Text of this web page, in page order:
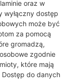
oraz w
wyłączny dostęp
może być
za pomocą
gromadzą,
zgodnie
które mają
Dostęp do danych